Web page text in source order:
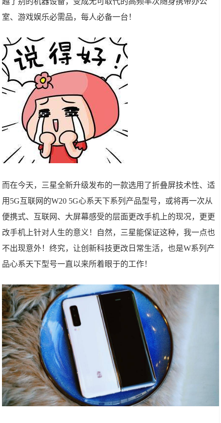
室、游戏娱乐必需品，每人必备一台！
而在今天，三星全新升级发布的一款选用了折叠屏技术性、适
用5G互联网的W20 5G心系天下系列产品型号，或将再一次从
便携式、互联网、大屏幕感受的层面更改手机上的现况，更更
改手机上针对人生的意义！自然，三星能保证这种，我一点也
不出现意外！终究，让创新科技更改日常生活，也是W系列产
品心系天下型号一直以来所着眼于的工作！